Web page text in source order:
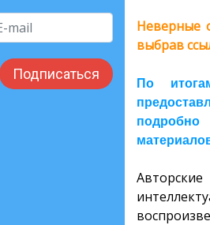
Подписаться
Неверные
выбрав
По
подробно